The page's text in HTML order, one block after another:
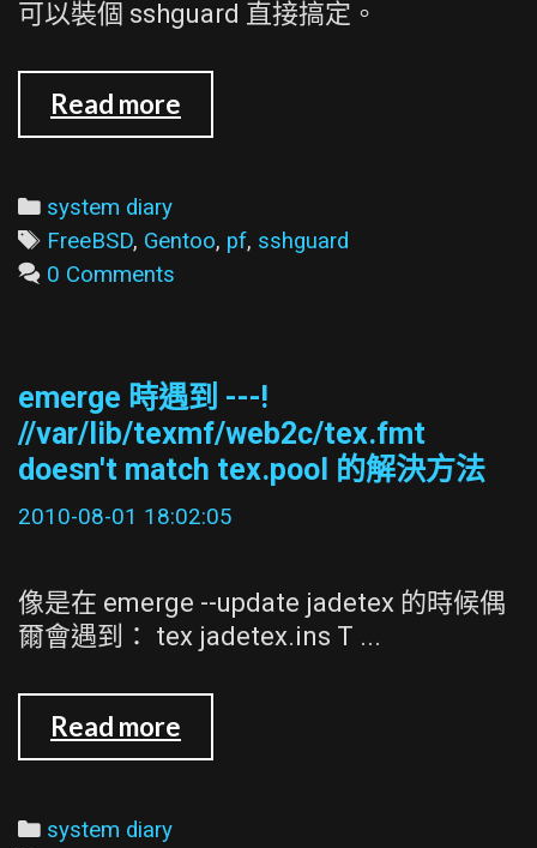
可以裝個 sshguard 直接搞定。
Read more
Categories
system diary
Tags
FreeBSD, Gentoo, pf, sshguard
0 Comments
emerge 時遇到 ---!
//var/lib/texmf/web2c/tex.fmt
doesn't match tex.pool 的解決方法
2010-08-01 18:02:05
像是在 emerge --update jadetex 的時候偶
爾會遇到： tex jadetex.ins T ...
Read more
時
Categories
system diary